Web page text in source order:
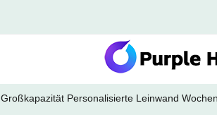
Großkapazität Personalisierte Leinwand